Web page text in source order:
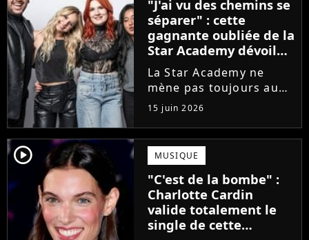
que Jenifer et Nolwenn
Leroy !
"J'ai vu des chemins se
séparer" : cette
gagnante oubliée de la
Star Academy dévoile
l'envers du décor du
métier
La Star Academy ne
mène pas toujours au
succès. Après l'échec de
son premier album,
Anisha Jo, gagnante de
la Star Academy 2022, a
vu beaucoup de portes
se fermer. Sur
Instagram, elle...
15 juin 2026
player2 MUSIQUE
"C'est de la bombe" :
Charlotte Cardin
valide totalement le
single de cette